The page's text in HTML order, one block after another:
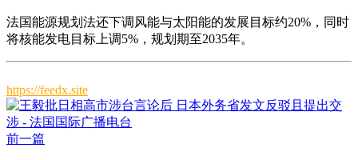
法国能源规划法还下调风能与太阳能的发展目标约20%，同时
将核能发电目标上调5%，规划期至2035年。
https://feedx.site
前一篇